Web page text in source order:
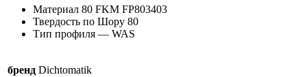
Материал 80 FKM FP803403
Твердость по Шору 80
Тип профиля — WAS
бренд Dichtomatik